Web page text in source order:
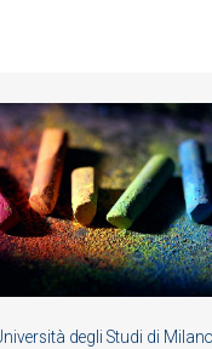
degli Studi di Milano